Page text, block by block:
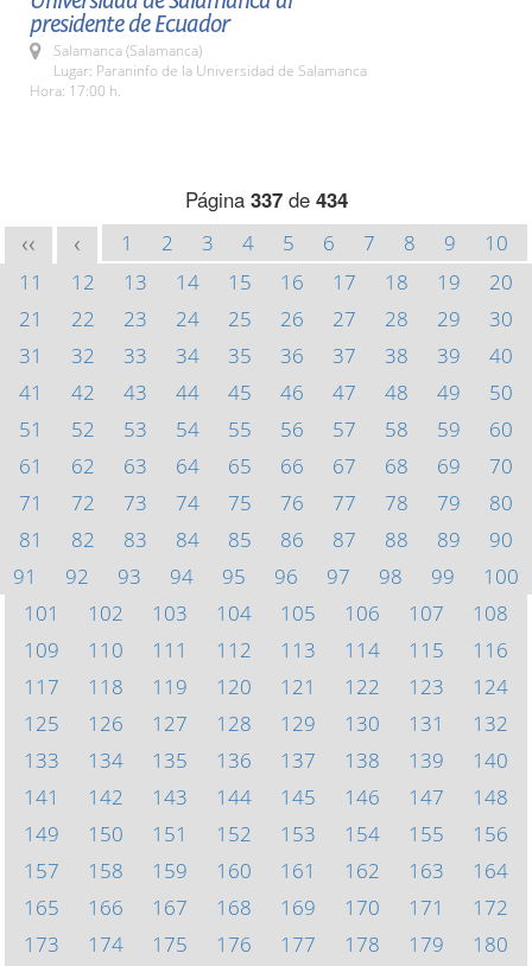
presidente de Ecuador
Salamanca (Salamanca)
Lugar: Paraninfo de la Universidad de Salamanca
Hora: 17:00 h.
Página 337de 434
<< < 1 2 3 4 5 6 7 8 9
10
11
12 13 14 15 16 17 18 19
20
21
22 23 24 25 26 27 28 29
30
31
32 33 34 35 36 37 38 39
40
41
42 43 44 45 46 47 48 49
50
51
52 53 54 55 56 57 58 59
60
61
62 63 64 65 66 67 68 69
70
71
72 73 74 75 76 77 78 79
80
81
82 83 84 85 86 87 88 89
90
91
92 93 94 95 96 97 98 99
100
101
102 103 104 105 106 107
108
109
110 111 112 113 114 115
116
117
118 119 120 121 122 123
124
125
126 127 128 129 130 131
132
133
134 135 136 137 138 139
140
141
142 143 144 145 146 147
148
149
150 151 152 153 154 155
156
157
158 159 160 161 162 163
164
165
166 167 168 169 170 171
172
173
174 175 176 177 178 179
180